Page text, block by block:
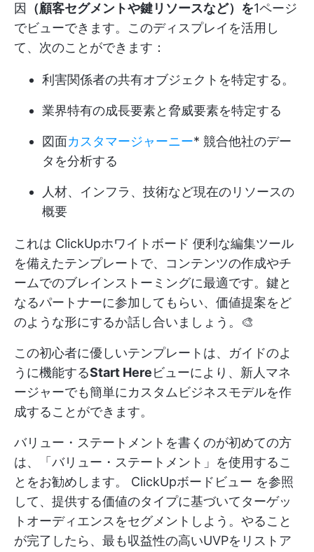
因
（顧客セグメントや鍵リソースなど）を1ページ
でビューできます。このディスプレイを活用し
て、次のことができます：
利害関係者の共有オブジェクトを特定する。
業界特有の成長要素と脅威要素を特定する
図面カスタマージャーニー* 競合他社のデー
タを分析する
人材、インフラ、技術など現在のリソースの
概要
これは ClickUpホワイトボード 便利な編集ツール
を備えたテンプレートで、コンテンツの作成やチ
ームでのブレインストーミングに最適です。鍵と
なるパートナーに参加してもらい、価値提案をど
のような形にするか話し合いましょう。🎨
この初心者に優しいテンプレートは、ガイドのよ
うに機能するStart Hereビューにより、新人マネ
ージャーでも簡単にカスタムビジネスモデルを作
成することができます。
バリュー・ステートメントを書くのが初めての方
は、「バリュー・ステートメント」を使用するこ
とをお勧めします。 ClickUpボードビュー を参照
して、提供する価値のタイプに基づいてターゲッ
トオーディエンスをセグメントしよう。やること
が完了したら、最も収益性の高いUVPをリストア